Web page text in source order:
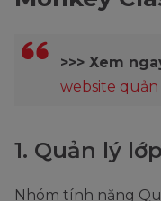
>>> Xem
website quản
1. Quản lý
Nhóm tính năng